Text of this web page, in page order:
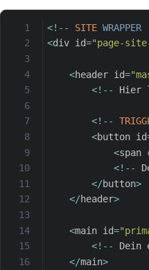
<! -- SITE WRAPPER
<div id="page-
<header id=
<! -- Hier
<! --
<button id
<span
<! --
</button>
</header>
<main id=
<! -- Dein
</main>